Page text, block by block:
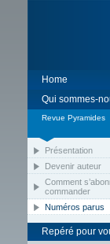
Home
Qui sommes-
Revue Pyramides
Présentation
Devenir auteur
Comment
commander
Numéros parus
Repéré pour